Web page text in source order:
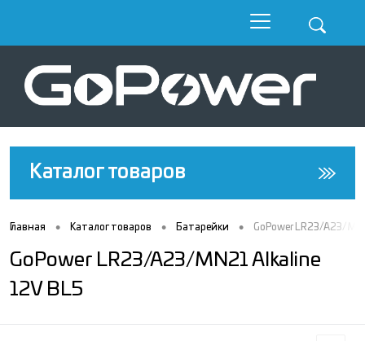
Каталог товаров
Главная • Каталог товаров • Батарейки • GoPower LR23/A23/
GoPower LR23/A23/MN21 Alkaline
12V BL5